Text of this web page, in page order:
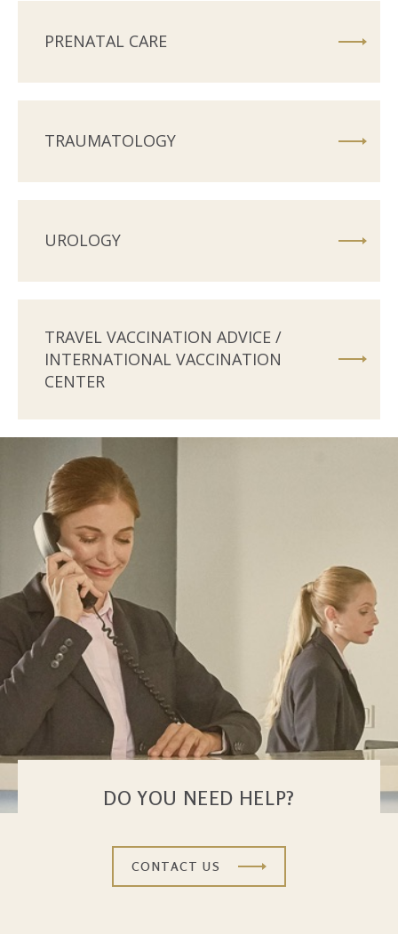
PRENATAL CARE
TRAUMATOLOGY
UROLOGY
TRAVEL VACCINATION ADVICE /
INTERNATIONAL VACCINATION
CENTER
DO YOU NEED HELP?
CONTACT US